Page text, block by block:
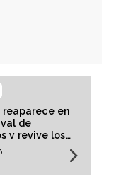
reaparece en
de
y revive los
su
regreso